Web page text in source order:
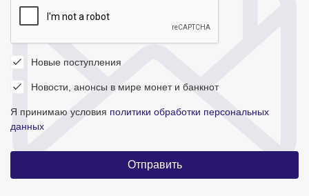
Новые поступления
Новости, анонсы в мире монет и банкнот
Я принимаю условия политики обработки персональных
данных